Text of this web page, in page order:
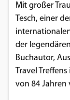
Mit großer
Tesch, einer
der
Buchautor,
Travel
von 84 Jahren
Name: